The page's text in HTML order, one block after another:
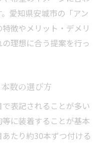
愛知県安城市の「アン
徴やメリット・デメリ
理想に合う提案を行っ
数の選び方
表記されることが多い
に装着することが基本
たり約30本ずつ付ける